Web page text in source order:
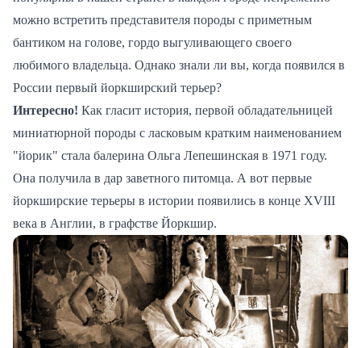
можно встретить представителя породы с приметным
бантиком на голове, гордо выгуливающего своего
любимого владельца. Однако знали ли вы, когда появился в
России первый йоркширский терьер?
Интересно! Как гласит история, первой обладательницей
миниатюрной породы с ласковым кратким наименованием
"йорик" стала балерина Ольга Лепешинская в 1971 году.
Она получила в дар заветного питомца. А вот первые
йоркширские терьеры в истории появились в конце XVIII
века в Англии, в графстве Йоркшир.